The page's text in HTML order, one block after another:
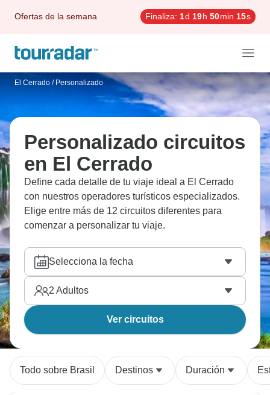
Ofertas de la semana Finaliza: 1d 19h 50min 14s
El Cerrado / Personalizado
Personalizado circuitos
en El Cerrado
Define cada detalle de tu viaje ideal a El Cerrado
con nuestros operadores turísticos especializados.
Elige entre más de 12 circuitos diferentes para
comenzar a personalizar tu viaje.
Selecciona la fecha
2 Adultos
Ver circuitos
Todo sobre Brasil Destinos Duración